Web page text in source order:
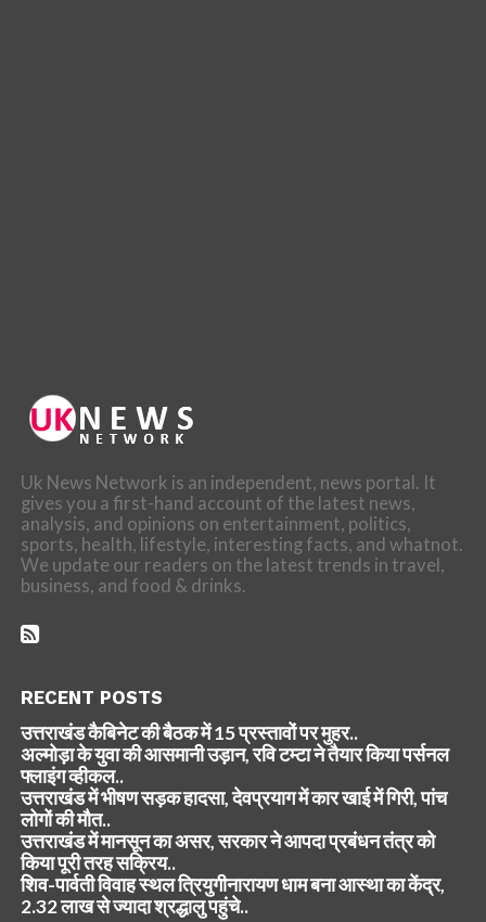
Uk News Network is an independent, news portal. It
gives you a first-hand account of the latest news,
analysis, and opinions on entertainment, politics,
sports, health, lifestyle, interesting facts, and whatnot.
We update our readers on the latest trends in travel,
business, and food & drinks.
RECENT POSTS
उत्तराखंड कैबिनेट की बैठक में 15 प्रस्तावों पर मुहर..
अल्मोड़ा के युवा की आसमानी उड़ान, रवि टम्टा ने तैयार किया पर्सनल
फ्लाइंग व्हीकल..
उत्तराखंड में भीषण सड़क हादसा, देवप्रयाग में कार खाई में गिरी, पांच
लोगों की मौत..
उत्तराखंड में मानसून का असर, सरकार ने आपदा प्रबंधन तंत्र को
किया पूरी तरह सक्रिय..
शिव-पार्वती विवाह स्थल त्रियुगीनारायण धाम बना आस्था का केंद्र,
2.32 लाख से ज्यादा श्रद्धालु पहुंचे..